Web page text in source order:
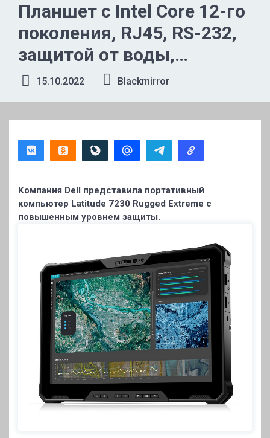
Планшет с Intel Core 12-го
поколения, RJ45, RS-232,
защитой от воды,
падений и температур и
очень ярким экраном.
Представлен Dell Latitude
7230 Rugged Extreme
15.10.2022 Blackmirror
Компания Dell представила портативный
компьютер Latitude 7230 Rugged Extreme с
повышенным уровнем защиты.